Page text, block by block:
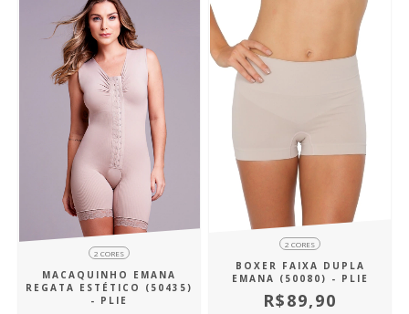
2 CORES
MACAQUINHO EMANA
REGATA ESTÉTICO (50435)
- PLIE
2 CORES
BOXER FAIXA DUPLA
EMANA (50080) - PLIE
R$89,90